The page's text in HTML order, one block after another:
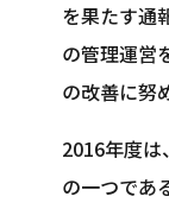
を果たす通
の管理運営
の改善に努
2016年度は
の一つであ